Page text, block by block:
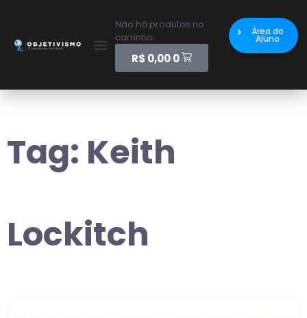
Não há produtos no
carrinho.
R$ 0,00 0
Área do
Aluno
Tag: Keith
Lockitch